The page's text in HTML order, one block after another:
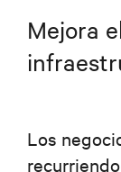
Mejora
Los